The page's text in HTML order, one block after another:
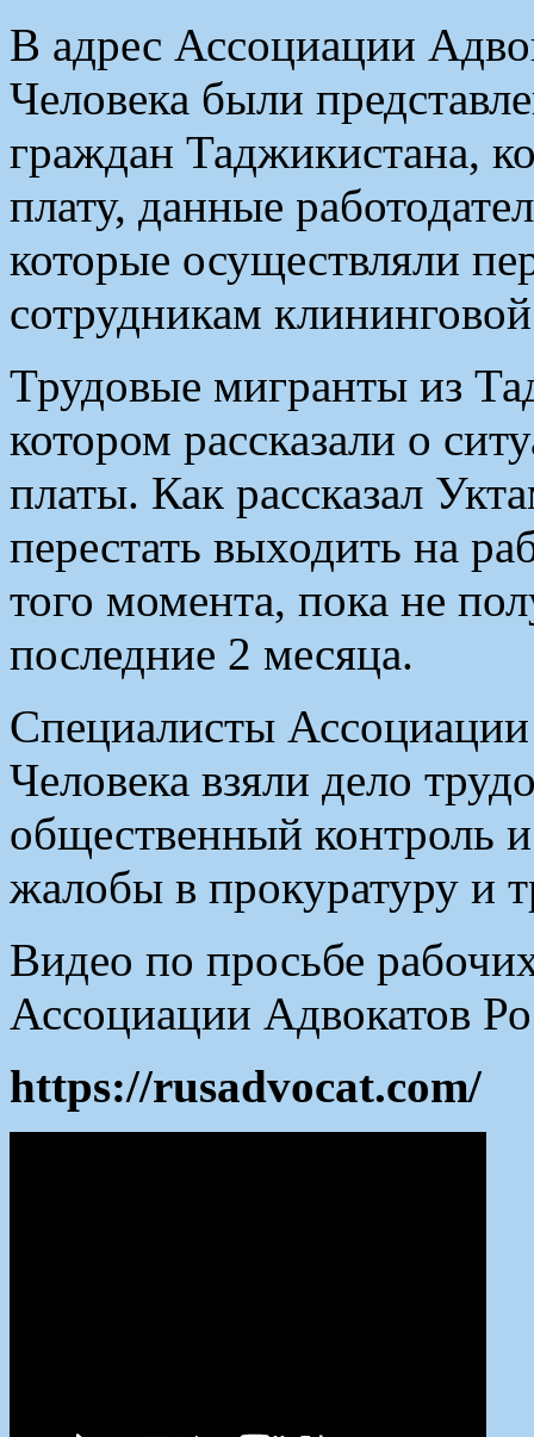
В адрес Ассоциации
Человека были
граждан Таджикистана,
плату, данные
которые осуществляли
сотрудникам
Трудовые мигранты из
котором рассказали о
платы. Как рассказал
перестать выходить на
того момента, пока не
последние 2 месяца.
Специалисты
Человека взяли дело
общественный контроль
жалобы в прокуратуру и
Видео по просьбе
Ассоциации Адвокатов
https://rusadvocat.com/